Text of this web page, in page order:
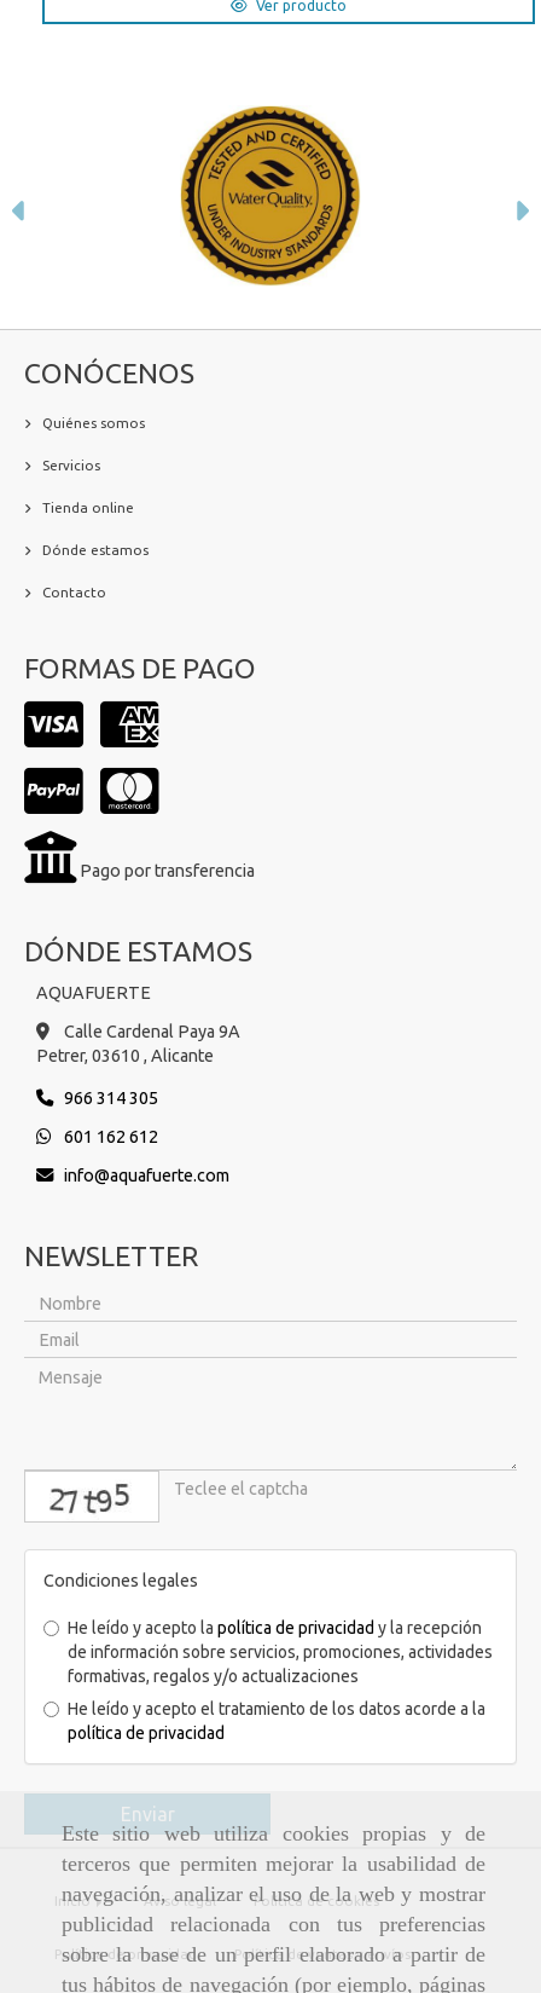
Este sitio web utiliza cookies propias y de
terceros que permiten mejorar la usabilidad de
navegación, analizar el uso de la web y mostrar
publicidad relacionada con tus preferencias
sobre la base de un perfil elaborado a partir de
tus hábitos de navegación (por ejemplo, páginas
Ver producto
CONÓCENOS
Quiénes somos
Servicios
Tienda online
Dónde estamos
Contacto
FORMAS DE PAGO
Pago por transferencia
DÓNDE ESTAMOS
AQUAFUERTE
Calle Cardenal Paya 9A
Petrer, 03610 , Alicante
966 314 305
601 162 612
info
aquafuerte.com
NEWSLETTER
captcha
Condiciones legales
He leído y acepto la política de privacidad y la recepción
de información sobre servicios, promociones, actividades
formativas, regalos y/o actualizaciones
He leído y acepto el tratamiento de los datos acorde a la
política de privacidad
Enviar
Inicio Aviso legal Política de cookies
Política de privacidad Política de ventas y envíos